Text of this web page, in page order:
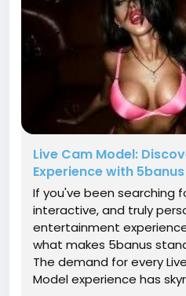
Live Cam Model:
Experience with 5banus
If you've been searching
interactive, and truly
entertainment
what makes 5banus
The demand for every
Model experience has